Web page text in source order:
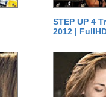
STEP UP 4
2012 |